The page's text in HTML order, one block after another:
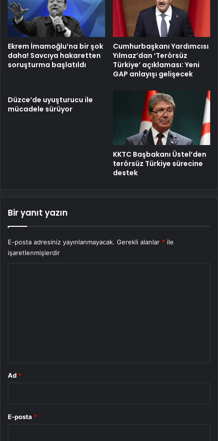
Ekrem İmamoğlu’na bir şok
daha! Savcıya hakaretten
soruşturma başlatıldı
Cumhurbaşkanı Yardımcısı
Yılmaz’dan ‘Terörsüz
Türkiye’ açıklaması: Yeni
GAP anlayışı gelişecek
Düzce’de uyuşturucu ile
mücadele sürüyor
KKTC Başbakanı Üstel’den
terörsüz Türkiye sürecine
destek
Bir yanıt yazın
E-posta adresiniz yayınlanmayacak. Gerekli alanlar * ile
işaretlenmişlerdir
Ad *
E-posta *